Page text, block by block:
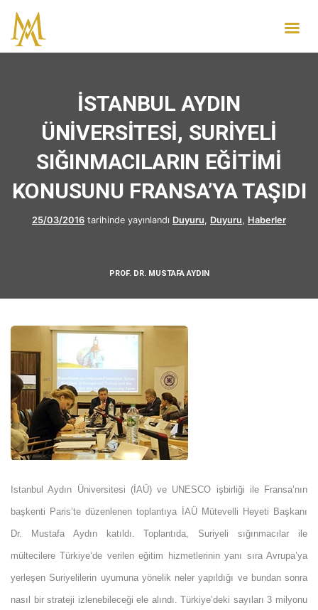
İSTANBUL AYDIN
ÜNİVERSİTESİ, SURİYELİ
SIĞINMACILARIN EĞİTİMİ
KONUSUNU FRANSA’YA TAŞIDI
25/03/2016 tarihinde yayınlandı Duyuru, Duyuru, Haberler
PROF. DR. MUSTAFA AYDIN
Istanbul Aydın Üniversitesi (İAÜ) ve UNESCO işbirliği ile Fransa’nın
başkenti Paris’te düzenlenen toplantıya İAÜ Mütevelli Heyeti Başkanı
Dr. Mustafa Aydın katıldı. Toplantıda, Suriyeli sığınmacılar ile
mültecilere Türkiye’de verilen eğitim hizmetlerinin yanı sıra Avrupa’ya
yerleşen Suriyelilerin uyumuna yönelik neler yapıldığı ve bundan sonra
nasıl bir strateji izlenebileceği ele alındı. Türkiye’deki sayıları 3 milyonu